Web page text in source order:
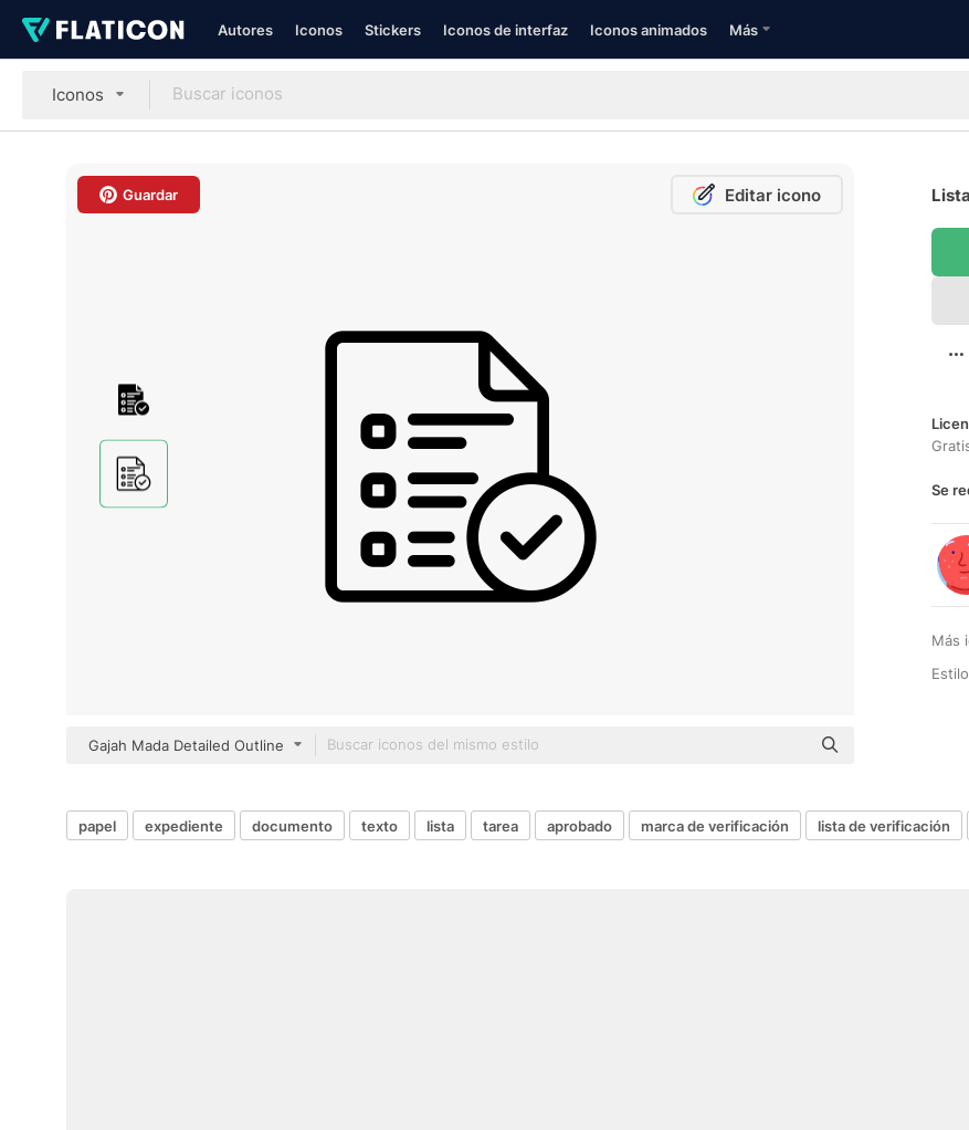
Autores Iconos Stickers Iconos de interfaz Iconos animados Más
Iconos
Guardar Editar icono
Gajah Mada Detailed Outline
Se
Más
papel expediente documento texto lista tarea aprobado marca de verificación lista de verificación